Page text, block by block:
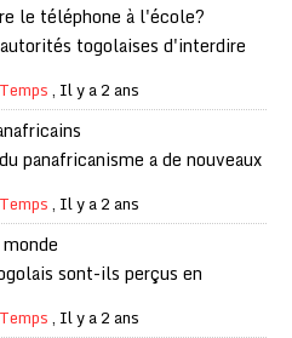
le téléphone à l'école?
togolaises d'interdire
, Il y a 2 ans
panafricanisme a de nouveaux
, Il y a 2 ans
sont-ils perçus en
, Il y a 2 ans